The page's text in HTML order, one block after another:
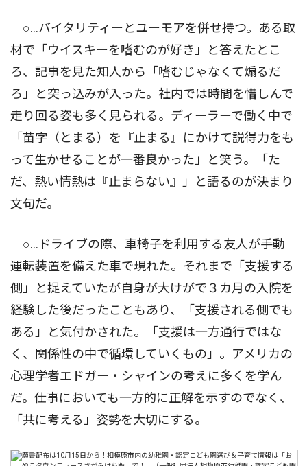
○…バイタリティーとユーモアを併せ持つ。ある取
材で「ウイスキーを嗜むのが好き」と答えたとこ
ろ、記事を見た知人から「嗜むじゃなくて煽るだ
ろ」と突っ込みが入った。社内では時間を惜しんで
走り回る姿も多く見られる。ディーラーで働く中で
「苗字（とまる）を『止まる』にかけて説得力をも
って生かせることが一番良かった」と笑う。「た
だ、熱い情熱は『止まらない』」と語るのが決まり
文句だ。
○…ドライブの際、車椅子を利用する友人が手動
運転装置を備えた車で現れた。それまで「支援する
側」と捉えていたが自身が大けがで３カ月の入院を
経験した後だったこともあり、「支援される側でも
ある」と気付かされた。「支援は一方通行ではな
く、関係性の中で循環していくもの」。アメリカの
心理学者エドガー・シャインの考えに多くを学ん
だ。仕事においても一方的に正解を示すのでなく、
「共に考える」姿勢を大切にする。